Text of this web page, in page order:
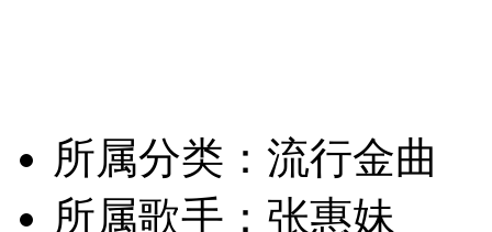
所属分类：流行金曲
所属歌手：张惠妹